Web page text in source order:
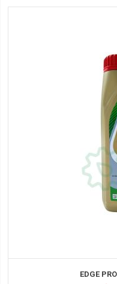
EDGE